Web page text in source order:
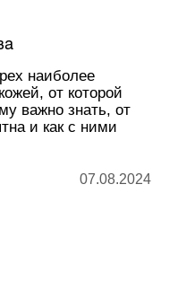
наиболее
от которой
важно знать, от
и как с ними
07.08.2024